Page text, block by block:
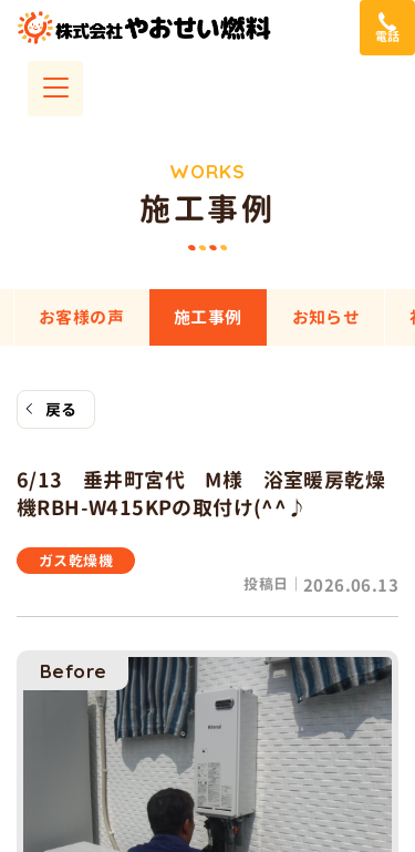
電話
WORKS
施工事例
お客様の声 施工事例 お知らせ
戻る
6/13 垂井町宮代 M様 浴室暖房乾燥
機RBH-W415KPの取付け(^^♪
ガス乾燥機
投稿日｜ 2026.06.13
Before